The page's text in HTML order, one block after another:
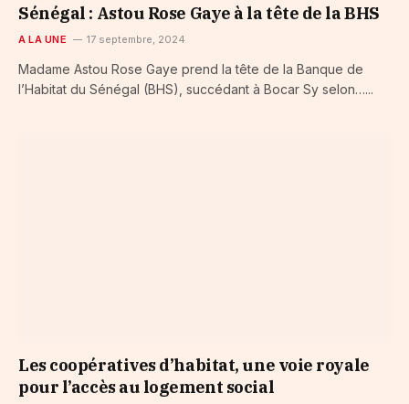
Sénégal : Astou Rose Gaye à la tête de la BHS
A LA UNE 17 septembre, 2024
Madame Astou Rose Gaye prend la tête de la Banque de
l’Habitat du Sénégal (BHS), succédant à Bocar Sy selon…...
Les coopératives d’habitat, une voie royale
pour l’accès au logement social